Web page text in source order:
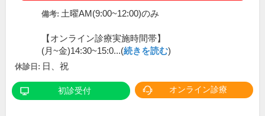
備考: 土曜AM(9:00~12:00)のみ
【オンライン診療実施時間帯】
(月~金)14:30~15:0...(続きを読む)
休診日: 日、祝
初診受付 オンライン診療